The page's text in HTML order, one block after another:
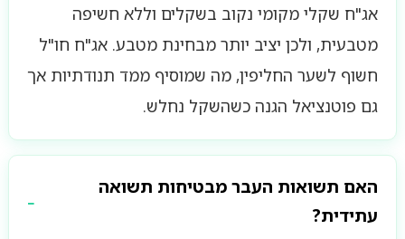
אג"ח שקלי מקומי נקוב בשקלים וללא חשיפה
מטבעית, ולכן יציב יותר מבחינת מטבע. אג"ח חו"ל
חשוף לשער החליפין, מה שמוסיף ממד תנודתיות אך
גם פוטנציאל הגנה כשהשקל נחלש.
האם תשואות העבר מבטיחות תשואה
עתידית?